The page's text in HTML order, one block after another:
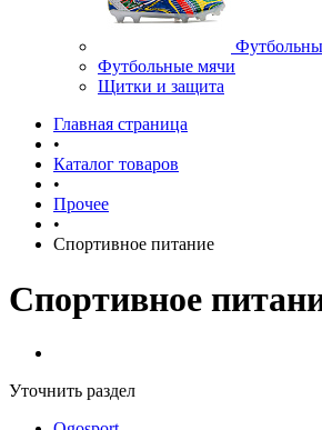
Футбольные мячи
Щитки и защита
Главная страница
•
Каталог товаров
•
Прочее
•
Спортивное питание
Спортивное
Уточнить раздел